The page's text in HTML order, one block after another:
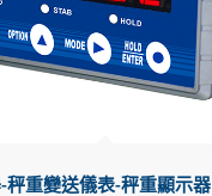
重變送儀表-秤重顯示器